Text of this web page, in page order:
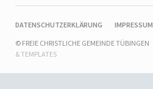
NAVIGATION
DATENSCHUTZERKLÄRUNG
IMPRESSUM
© FREIE CHRISTLICHE GEMEINDE TÜBINGEN
& TEMPLATES